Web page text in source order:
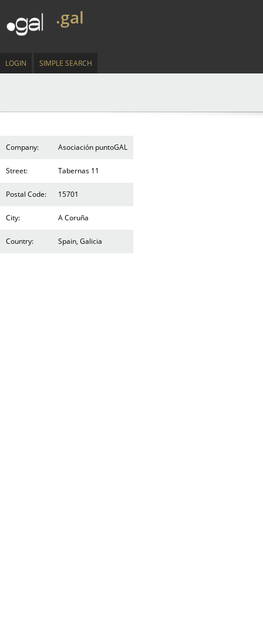
.gal
LOGIN SIMPLE SEARCH
Company: Asociación puntoGAL
Street: Tabernas 11
Postal Code: 15701
City: A Coruña
Country: Spain, Galicia